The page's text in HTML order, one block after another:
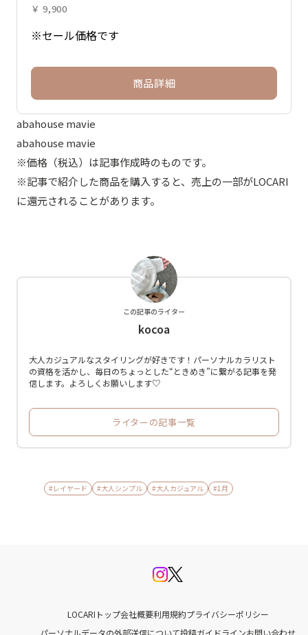
￥ 9,900
※セール価格です
商品詳細
abahouse mavie
abahouse mavie
※価格（税込）は記事作成時のものです。
※記事で紹介した商品を購入すると、売上の一部がLOCARI
に還元されることがあります。
この記事のライター
kocoa
大人カジュアルなスタイリングが好きです！パーソナルカラリスト
の資格を活かし、毎日のちょっとした“ときめき”に繋がる記事を発
信します。よろしくお願いします♡
ライターの記事一覧
#レイヤード #大人シンプル #大人カジュアル #1月
LOCARIトップ会社概要利用規約プライバシーポリシー